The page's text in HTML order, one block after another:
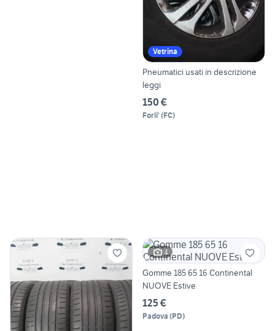
Vetrina
Pneumatici usati in descrizione
leggi
150 €
Forli' (FC)
4
Gomme 185 65 16 Continental
NUOVE Estive
125 €
Padova (PD)